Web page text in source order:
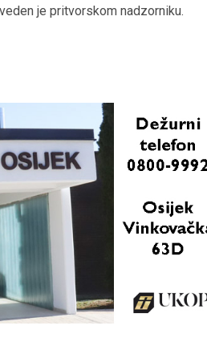
je pritvorskom nadzorniku.